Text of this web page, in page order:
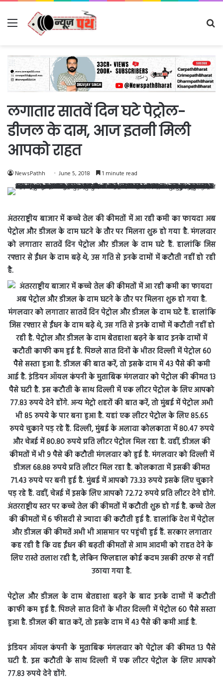
Menu
लगातार सातवें दिन घटे पेट्रोल-
डीजल के दाम, आज इतनी मिली
आपको राहत
NewsPathh June 5, 2018 1 minute read
अंतरराष्ट्रीय बाजार में कच्चे तेल की कीमतों में आ रही कमी का फायदा अब
पेट्रोल और डीजल के दाम घटने के तौर पर मिलना शुरू हो गया है. मंगलवार
को लगातार सातवें दिन पेट्रोल और डीजल के दाम घटे हैं. हालांकि जिस
रफ्तार से ईंधन के दाम बढ़े थे, उस गति से इनके दामों में कटौती नहीं हो रही
है.
पेट्रोल और डीजल के दाम बे‍तहाशा बढ़ने के बाद इनके दामों में कटौती
काफी कम हुई है. पिछले सात दिनों के भीतर दिल्ली में पेट्रोल 60 पैसे सस्ता
हुआ है. डीजल की बात करें, तो इसके दाम में 43 पैसे की कमी आई है.
इंडियन ऑयल कंपनी के मुताबिक मंगलवार को पेट्रोल की कीमत 13 पैसे
घटी है. इस कटौती के साथ दिल्ली में एक लीटर पेट्रोल के लिए आपको
77.83 रुपये देने होंगे.